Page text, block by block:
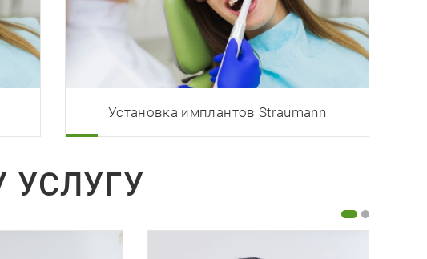
Установка имплантов Straumann